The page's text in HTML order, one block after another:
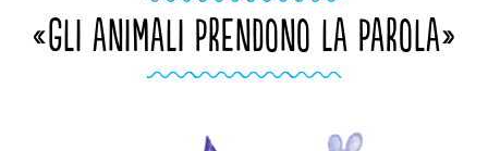
«GLI ANIMALI PRENDONO LA PAROLA»